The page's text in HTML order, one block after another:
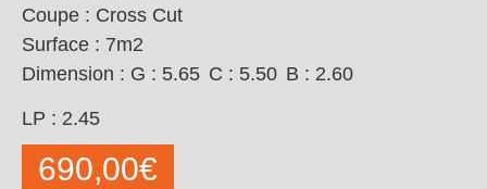
Coupe : Cross Cut
Surface : 7m2
Dimension : G : 5.65 C : 5.50 B : 2.60
LP : 2.45
690,00€